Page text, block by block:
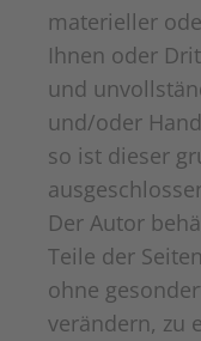
materieller
Ihnen oder
und
und/oder
so ist dieser
Der Autor
Teile der
ohne
verändern, zu